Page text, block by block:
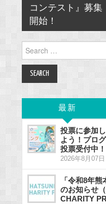
コンテスト』募集
開始！
for:
最新
投票に参加
よう！プロ
投票受付中！
2026年8月07
「令和8年
のお知らせ
CHARITY